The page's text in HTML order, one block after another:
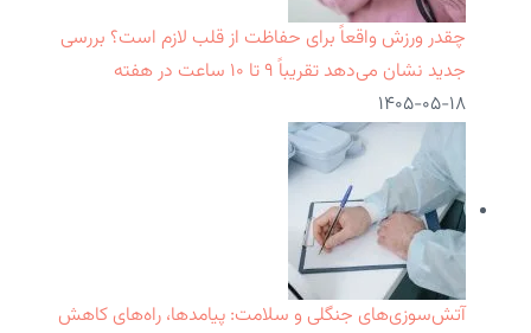
چقدر ورزش واقعاً برای حفاظت از قلب لازم است؟ بررسی
جدید نشان می‌دهد تقریباً ۹ تا ۱۰ ساعت در هفته
۱۴۰۵-۰۵-۱۸
آتش‌سوزی‌های جنگلی و سلامت: پیامدها، راه‌های کاهش